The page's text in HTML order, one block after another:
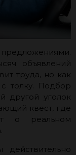
объявлений
труда, но как
толку. Подбор
другой уголок
квест, где
о реальном